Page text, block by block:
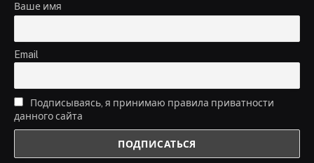
Ваше имя
Email
Подписываясь, я принимаю правила приватности
данного сайта